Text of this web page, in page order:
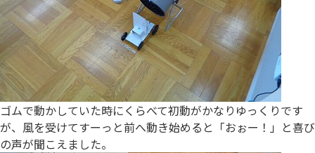
ゴムで動かしていた時にくらべて初動がかなりゆっくりです
が、風を受けてすーっと前へ動き始めると「おぉー！」と喜び
の声が聞こえました。